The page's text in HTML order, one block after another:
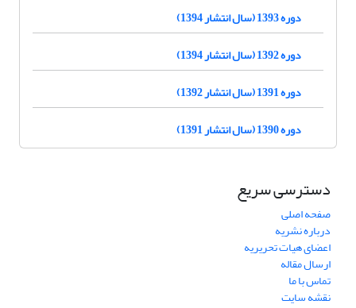
دوره 1393 (سال انتشار 1394)
دوره 1392 (سال انتشار 1394)
دوره 1391 (سال انتشار 1392)
دوره 1390 (سال انتشار 1391)
دسترسی سریع
صفحه اصلی
درباره نشریه
اعضای هیات تحریریه
ارسال مقاله
تماس با ما
نقشه سایت